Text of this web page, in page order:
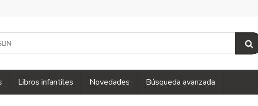
Libros infantiles Novedades Búsqueda avanzada